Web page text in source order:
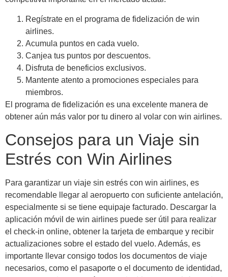
Regístrate en el programa de fidelización de win
airlines.
Acumula puntos en cada vuelo.
Canjea tus puntos por descuentos.
Disfruta de beneficios exclusivos.
Mantente atento a promociones especiales para
miembros.
El programa de fidelización es una excelente manera de
obtener aún más valor por tu dinero al volar con win airlines.
Consejos para un Viaje sin
Estrés con Win Airlines
Para garantizar un viaje sin estrés con win airlines, es
recomendable llegar al aeropuerto con suficiente antelación,
especialmente si se tiene equipaje facturado. Descargar la
aplicación móvil de win airlines puede ser útil para realizar
el check-in online, obtener la tarjeta de embarque y recibir
actualizaciones sobre el estado del vuelo. Además, es
importante llevar consigo todos los documentos de viaje
necesarios, como el pasaporte o el documento de identidad,